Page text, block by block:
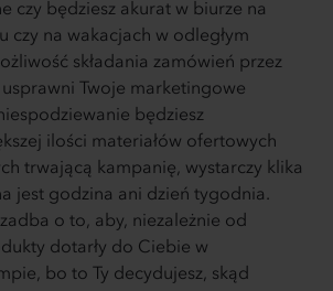
czy będziesz akurat w biurze na
czy na wakacjach w odległym
składania zamówień przez
Twoje marketingowe
będziesz
ilości materiałów ofertowych
trwającą kampanię, wystarczy klika
jest godzina ani dzień tygodnia.
zadba o to, aby, niezależnie od
dotarły do Ciebie w
bo to Ty decydujesz, skąd